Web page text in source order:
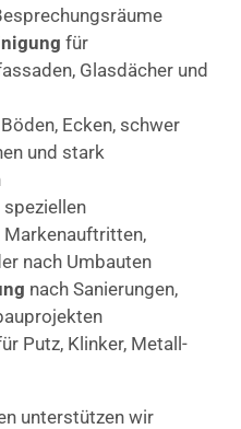
für
Glasdächer und
Ecken, schwer
und stark
speziellen
nach Umbauten
nach Sanierungen,
Putz, Klinker, Metall-
unterstützen wir